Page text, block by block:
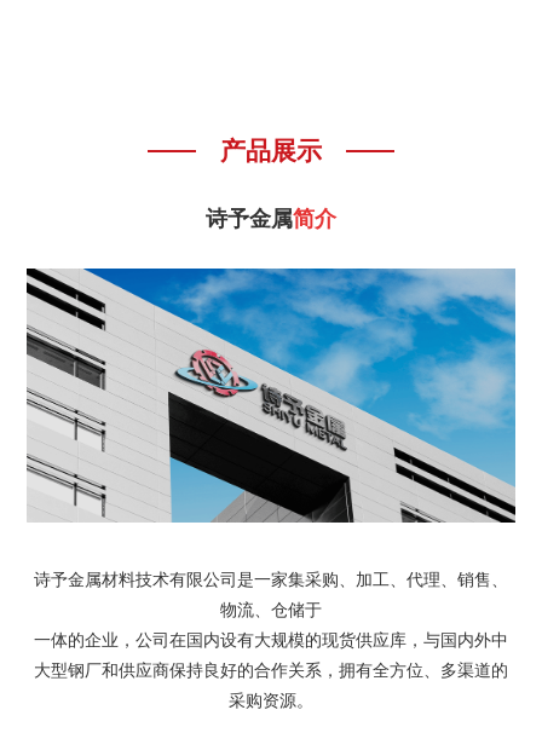
产品展示
诗予金属简介
诗予金属材料技术有限公司是一家集采购、加工、代理、销售、
物流、仓储于
一体的企业，公司在国内设有大规模的现货供应库，与国内外中
大型钢厂和供应商保持良好的合作关系，拥有全方位、多渠道的
采购资源。